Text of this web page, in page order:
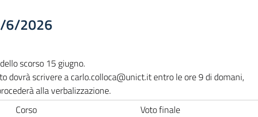
6/2026
scorso 15 giugno.
dovrà scrivere a carlo.colloca@unict.it entro le ore 9 di domani,
alla verbalizzazione.
Corso
Voto finale